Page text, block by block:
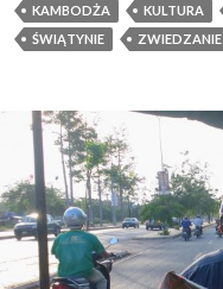
KAMBODŻA
KULTURA
ŚWIĄTYNIE
ZWIEDZANIE